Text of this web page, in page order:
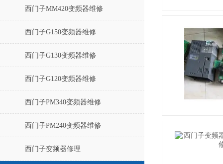
西门子MM420变频器维修
西门子G150变频器维修
西门子G130变频器维修
西门子G120变频器维修
西门子PM340变频器维修
西门子PM240变频器维修
西门子变频器修理